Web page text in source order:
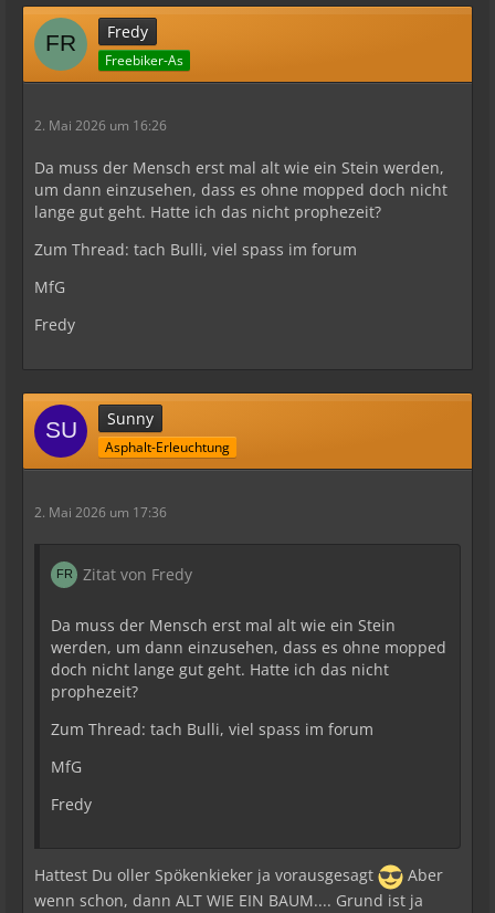
Fredy
Freebiker-As
2. Mai 2026 um 16:26
Da muss der Mensch erst mal alt wie ein Stein werden,
um dann einzusehen, dass es ohne mopped doch nicht
lange gut geht. Hatte ich das nicht prophezeit?
Zum Thread: tach Bulli, viel spass im forum
MfG
Fredy
Sunny
Asphalt-Erleuchtung
2. Mai 2026 um 17:36
Zitat von Fredy
Da muss der Mensch erst mal alt wie ein Stein
werden, um dann einzusehen, dass es ohne mopped
doch nicht lange gut geht. Hatte ich das nicht
prophezeit?
Zum Thread: tach Bulli, viel spass im forum
MfG
Fredy
Hattest Du oller Spökenkieker ja vorausgesagt
Aber
wenn schon, dann ALT WIE EIN BAUM.... Grund ist ja